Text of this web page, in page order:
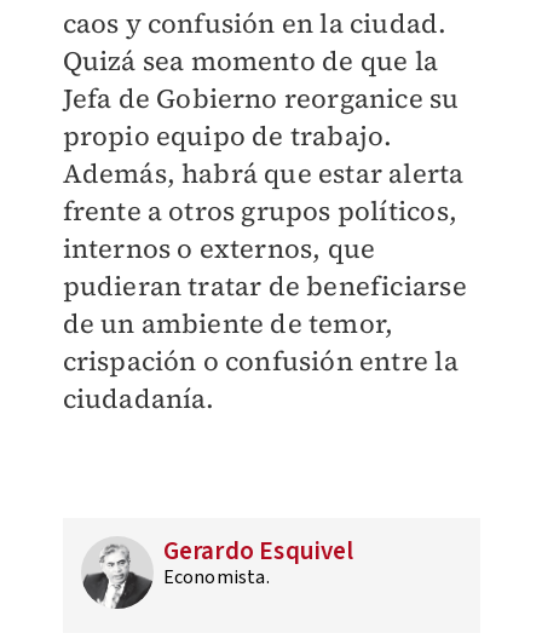
caos y confusión en la ciudad.
Quizá sea momento de que la
Jefa de Gobierno reorganice su
propio equipo de trabajo.
Además, habrá que estar alerta
frente a otros grupos políticos,
internos o externos, que
pudieran tratar de beneficiarse
de un ambiente de temor,
crispación o confusión entre la
ciudadanía.
Gerardo Esquivel
Economista.